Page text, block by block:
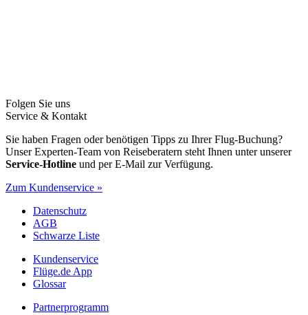
Folgen Sie uns
Service & Kontakt
Sie haben Fragen oder benötigen Tipps zu Ihrer Flug-Buchung?
Unser Experten-Team von Reiseberatern steht Ihnen unter unserer
Service-Hotline und per E-Mail zur Verfügung.
Zum Kundenservice »
Datenschutz
AGB
Schwarze Liste
Kundenservice
Flüge.de App
Glossar
Partnerprogramm